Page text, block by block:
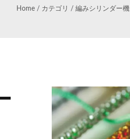
Home / カテゴリ / 編みシリンダー機